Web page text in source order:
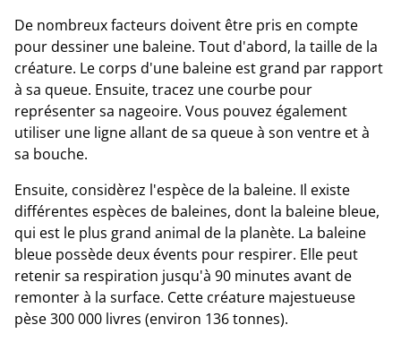
De nombreux facteurs doivent être pris en compte
pour dessiner une baleine. Tout d'abord, la taille de la
créature. Le corps d'une baleine est grand par rapport
à sa queue. Ensuite, tracez une courbe pour
représenter sa nageoire. Vous pouvez également
utiliser une ligne allant de sa queue à son ventre et à
sa bouche.
Ensuite, considèrez l'espèce de la baleine. Il existe
différentes espèces de baleines, dont la baleine bleue,
qui est le plus grand animal de la planète. La baleine
bleue possède deux évents pour respirer. Elle peut
retenir sa respiration jusqu'à 90 minutes avant de
remonter à la surface. Cette créature majestueuse
pèse 300 000 livres (environ 136 tonnes).